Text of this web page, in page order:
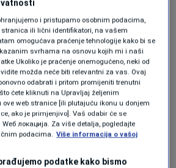
, ostvarenje koje je osvojilo
Međutim, kako je film trajao
je opasnost da
ne počne na vrijeme.
u programu, Avdić je
odluku. Film je, uz pomoć
za gotovo polovinu
stigla na vrijeme
i pristupamo osobnim podacima,
ili lični identifikatori, na vašem
omogućava praćenje tehnologije kako bi se
svrhama na osnovu kojih mi i naši
Ukoliko je praćenje onemogućeno, neki od
možda neće biti relevantni za vas. Ovaj
odabrati i pritom promijeniti trenutni
ćete kliknuti na Upravljaj željenim
web stranice [ili plutajuću ikonu u donjem
ako je primjenjivo]. Vaš odabir će se
локација. Za više detalja, pogledajte
podacima. Više informacija o vašoj
podatke kako bismo